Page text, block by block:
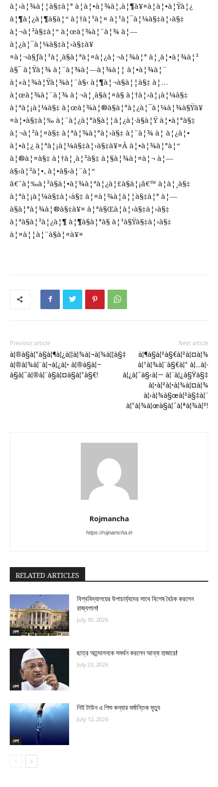
à¦›à¦¾à¦¦à§‡à¦° à¦à¦•à¦¾à¦‚à¦¶à¥¤à¦à¦•à¦Ÿà¦¿
à¦¶à¦¿à¦¶à§à¦“ à¦†à¦¹à¦¤ à¦¹à¦¯à¦¼à§‡à¦›à§‡
à¦¬à¦²à§‡à¦“ à¦œà¦¾à¦¨à¦¾ à¦—
à¦¿à¦¯à¦¼à§‡à¦›à§‡à¥
¤à¦¬à§ƒà¦¹à¦¸à§à¦ªà¦¤à¦¿à¦¬à¦¾à¦° à¦¸à¦•à¦¾à¦²
à§¯ à¦Ÿà¦¾ à¦¨à¦¾à¦—à¦¾à¦¦ à¦•à¦¾à¦¨
à¦«à¦¾à¦Ÿà¦¾à¦¨à§‹ à¦¶à¦¬à§à¦¦à§‡ à¦…
à¦œà¦¾à¦¨à¦¾ à¦¬à¦¸à§à¦¤à§ à¦†à¦›à¦¡à¦¼à§‡
à¦ªà¦¡à¦¼à§‡ à¦œà¦¾à¦®à§à¦°à¦¿à¦¯à¦¼à¦¾à§Ÿà¥
¤à¦•à§‡à¦‰ à¦¨à¦¿à¦°à§à¦¦à¦¿à¦·à§à¦Ÿ à¦•à¦°à§‡
à¦¬à¦²à¦¤à§‡ à¦ªà¦¾à¦°à¦›à§‡ à¦¨à¦¾ à¦ à¦¿à¦•
à¦•à¦¿ à¦ªà¦¡à¦¼à§‡à¦›à§‡à¥¤Â à¦•à¦¾à¦°à¦“
à¦®à¦¤à§‡ à¦†à¦¸à¦²à§‡ à¦§à¦¾à¦¤à¦¬ à¦—
à§‹à¦²à¦•, à¦•à§‹à¦¨à¦“
â€˜à¦‰à¦²à§à¦•à¦¾à¦ªà¦¿à¦£à§à¦¡â€™ à¦à¦¸à§‡
à¦ªà¦¡à¦¼à§‡à¦›à§‡ à¦¤à¦¾à¦à¦¦à§‡à¦° à¦—
à§à¦°à¦¾à¦®à§‡à¥¤ à¦ªà§Œà¦à¦›à§‡à¦›à§‡
à¦ªà§à¦²à¦¿à¦¶ à¦¶à§à¦°à§ à¦¹à§Ÿà§‡à¦›à§‡
à¦¤à¦¦à¦¨à§à¦¤à¥¤
Previous article
à¦®à§à¦°à§à¦¶à¦¿à¦¦à¦¾à¦¬à¦¾à¦¦à§‡
à¦®à¦¾à¦¨à¦¬à¦¿à¦• à¦®à§à¦–
à§à¦¯à¦®à¦¨à§à¦¤à§à¦°à§€!
Next article
à¦¶à§à¦²à§€à¦²à¦¤à¦¾
à¦¹à¦¾à¦¨à§€à¦° à¦…à¦­
à¦¿à¦¯à§‹à¦— à¦¨à¦¿à§Ÿà§‡
à¦•à¦²à¦•à¦¾à¦¤à¦¾
à¦›à¦¾à§œà¦²à§‡à¦¨
à¦°à¦¾à¦œà§à¦¯à¦ªà¦¾à¦²!
Rojmancha
https://rojnamcha.in
RELATED ARTICLES
দেশ
বিশ্ববিদ্যালয়ের উপাচার্য্যদের সাথে বিশেষ বৈঠক করলেন
রাজ্যপাল!
July 30, 2026
দেশ
ছাত্র আন্দোলনকে সমর্থন করলেন আন্না হাজারে!
July 23, 2026
দেশ
নিই টাউন এ শিশু কন্যার মর্মান্তিক মৃত্যু
July 12, 2026